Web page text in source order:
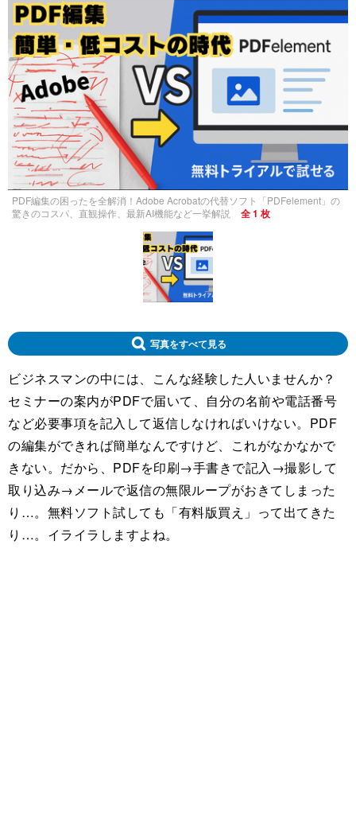
PDF編集の困ったを全解消！Adobe Acrobatの代替ソフト「PDFelement」の
驚きのコスパ、直観操作、最新AI機能など一挙解説
全 1 枚
写真をすべて見る
ビジネスマンの中には、こんな経験した人いませんか？
セミナーの案内がPDFで届いて、自分の名前や電話番号
など必要事項を記入して返信しなければいけない。PDF
の編集ができれば簡単なんですけど、これがなかなかで
きない。だから、PDFを印刷→手書きで記入→撮影して
取り込み→メールで返信の無限ループがおきてしまった
り…。無料ソフト試しても「有料版買え」って出てきた
り…。イライラしますよね。